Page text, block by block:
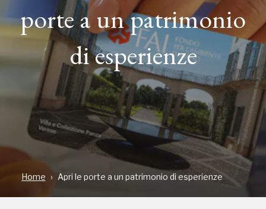
porte a un patrimonio
di esperienze
Home Apri le porte a un patrimonio di esperienze